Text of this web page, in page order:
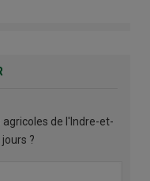
agricoles de l'Indre-et-
jours ?